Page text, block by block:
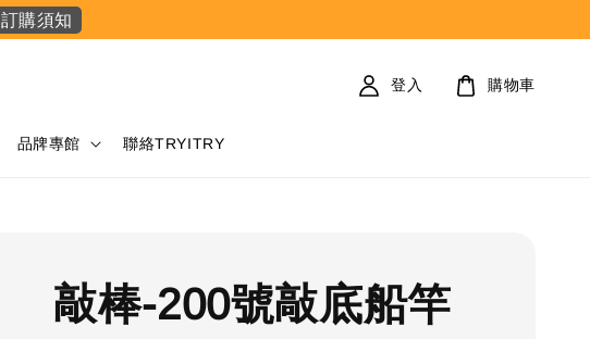
訂購須知
品牌專館 聯絡TRYITRY
登入 購物車
敲棒-200號敲底船竿